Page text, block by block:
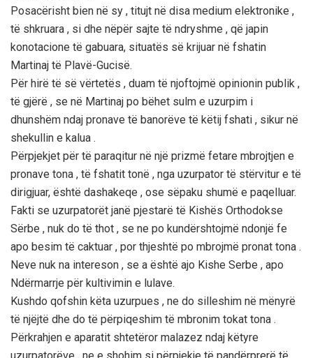
Posacërisht bien në sy , titujt në disa medium elektronike ,
të shkruara , si dhe nëpër sajte të ndryshme , që japin
konotacione të gabuara, situatës së krijuar në fshatin
Martinaj të Plavë-Gucisë.
Për hirë të së vërtetës , duam të njoftojmë opinionin publik ,
të gjërë , se në Martinaj po bëhet sulm e uzurpim i
dhunshëm ndaj pronave të banorëve të këtij fshati , sikur në
shekullin e kalua .
Përpjekjet për të paraqitur në një prizmë fetare mbrojtjen e
pronave tona , të fshatit tonë , nga uzurpator të stërvitur e të
dirigjuar, është dashakeqe , ose sëpaku shumë e paqelluar.
Fakti se uzurpatorët janë pjestarë të Kishës Orthodokse
Sërbe , nuk do të thot , se ne po kundërshtojmë ndonjë fe
apo besim të caktuar , por thjeshtë po mbrojmë pronat tona .
Neve nuk na intereson , se a është ajo Kishe Serbe , apo
Ndërmarrje për kultivimin e lulave.
Kushdo qofshin këta uzurpues , ne do silleshim në mënyrë
të njëjtë dhe do të përpiqeshim të mbronim tokat tona .
Përkrahjen e aparatit shtetëror malazez ndaj këtyre